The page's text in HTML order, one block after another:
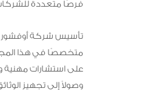
فرصًا متعددة للشركات
تأسيس شركة أوفشور
متخصصًا في هذا
على استشارات مهنية
وصولاً إلى تجهيز